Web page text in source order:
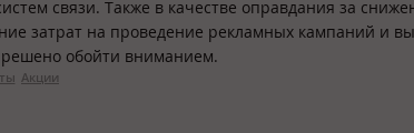
связи. Также в качестве оправдания за
затрат на проведение рекламных кампаний и
решено обойти вниманием.
Акции